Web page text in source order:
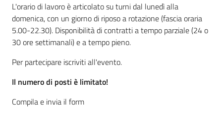
L'orario di lavoro è articolato su turni dal lunedì alla
domenica, con un giorno di riposo a rotazione (fascia oraria
5.00-22.30). Disponibilità di contratti a tempo parziale (24 o
30 ore settimanali) e a tempo pieno.
Per partecipare iscriviti all'evento.
Il numero di posti è limitato!
Compila e invia il form